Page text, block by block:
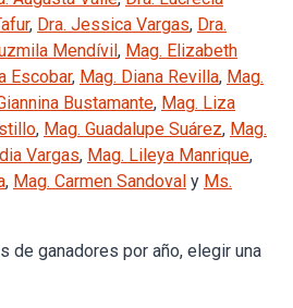
, Dra. Jessica Vargas, Dra.
Mendívil, Mag. Elizabeth
Escobar, Mag. Diana Revilla, Mag.
Bustamante, Mag. Liza
, Mag. Guadalupe Suárez, Mag.
Vargas, Mag. Lileya Manrique,
, Mag. Carmen Sandoval y Ms.
de ganadores por año, elegir una